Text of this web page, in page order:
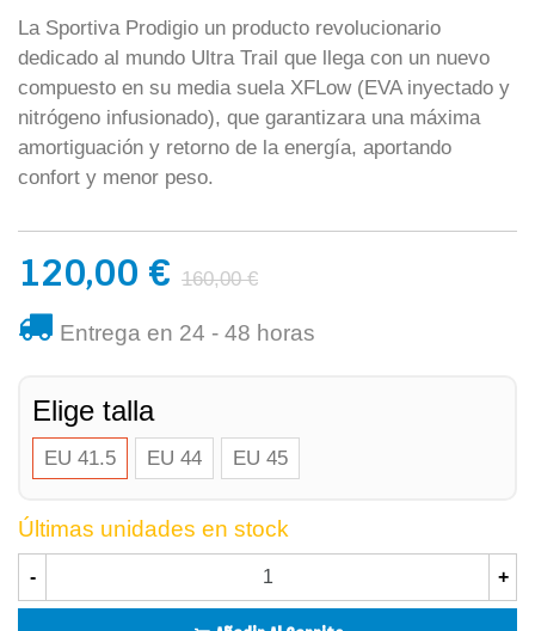
La Sportiva Prodigio un producto revolucionario
dedicado al mundo Ultra Trail que llega con un nuevo
compuesto en su media suela XFLow (EVA inyectado y
nitrógeno infusionado), que garantizara una máxima
amortiguación y retorno de la energía, aportando
confort y menor peso.
120,00 € 160,00 €
Entrega en 24 - 48 horas
Elige talla
EU 41.5 EU 44 EU 45
Últimas unidades en stock
- +